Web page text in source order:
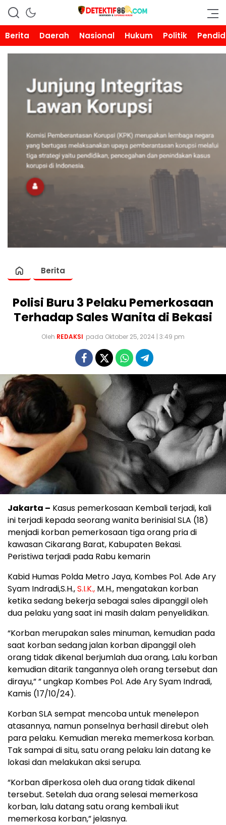
DETEKTIF86.COM
Berita
Daerah Nasional Hukum Politik
Berita
Polisi Buru 3 Pelaku Pemerkosaan
Terhadap Sales Wanita di Bekasi
Oleh REDAKSI pada Oktober 25, 2024 | 3:49 pm
Jakarta – Kasus pemerkosaan Kembali terjadi, kali
ini terjadi kepada seorang wanita berinisial SLA (18)
menjadi korban pemerkosaan tiga orang pria di
kawasan Cikarang Barat, Kabupaten Bekasi.
Peristiwa terjadi pada Rabu kemarin
Kabid Humas Polda Metro Jaya, Kombes Pol. Ade Ary
Syam Indradi,S.H.,S.I.K., M.H., mengatakan korban
ketika sedang bekerja sebagai sales dipanggil oleh
dua pelaku yang saat ini masih dalam penyelidikan.
“Korban merupakan sales minuman, kemudian pada
saat korban sedang jalan korban dipanggil oleh
orang tidak dikenal berjumlah dua orang, Lalu korban
kemudian ditarik tangannya oleh orang tersebut dan
dirayu,” ” ungkap Kombes Pol. Ade Ary Syam Indradi,
Kamis (17/10/24).
Korban SLA sempat mencoba untuk menelepon
atasannya, namun ponselnya berhasil direbut oleh
para pelaku. Kemudian mereka memerkosa korban.
Tak sampai di situ, satu orang pelaku lain datang ke
lokasi dan melakukan aksi serupa.
“Korban diperkosa oleh dua orang tidak dikenal
tersebut. Setelah dua orang selesai memerkosa
korban, lalu datang satu orang kembali ikut
memerkosa korban,” jelasnya.